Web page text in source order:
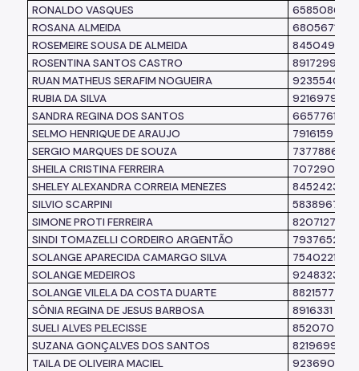
RONALDO VASQUES
6585086
ROSANA ALMEIDA
6805671
ROSEMEIRE SOUSA DE ALMEIDA
8450498
ROSENTINA SANTOS CASTRO
8917299
RUAN MATHEUS SERAFIM NOGUEIRA
9235540
RUBIA DA SILVA
9216979
SANDRA REGINA DOS SANTOS
6657761
SELMO HENRIQUE DE ARAUJO
7916159
SERGIO MARQUES DE SOUZA
7377886
SHEILA CRISTINA FERREIRA
7072902
SHELEY ALEXANDRA CORREIA MENEZES
8452423
SILVIO SCARPINI
5838967
SIMONE PROTI FERREIRA
8207127
SINDI TOMAZELLI CORDEIRO ARGENTÃO
7937652
SOLANGE APARECIDA CAMARGO SILVA
7540221
SOLANGE MEDEIROS
9248323
SOLANGE VILELA DA COSTA DUARTE
8821577
SÔNIA REGINA DE JESUS BARBOSA
8916331
SUELI ALVES PELECISSE
8520704
SUZANA GONÇALVES DOS SANTOS
8219699
TAILA DE OLIVEIRA MACIEL
9236902